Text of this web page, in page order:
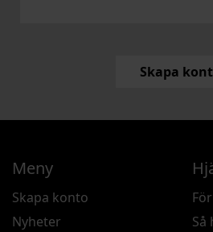
Skapa
Meny
Skapa konto
Nyheter
Så